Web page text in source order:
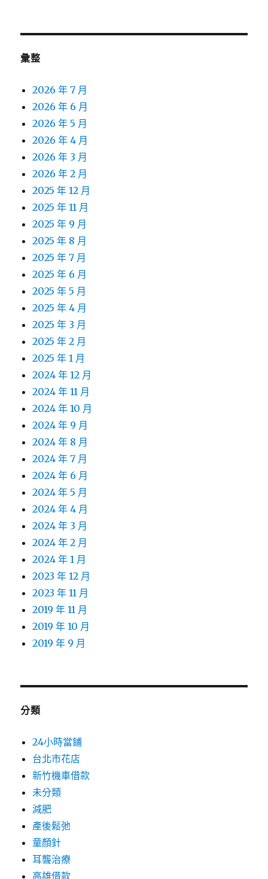
彙整
2026 年 7 月
2026 年 6 月
2026 年 5 月
2026 年 4 月
2026 年 3 月
2026 年 2 月
2025 年 12 月
2025 年 11 月
2025 年 9 月
2025 年 8 月
2025 年 7 月
2025 年 6 月
2025 年 5 月
2025 年 4 月
2025 年 3 月
2025 年 2 月
2025 年 1 月
2024 年 12 月
2024 年 11 月
2024 年 10 月
2024 年 9 月
2024 年 8 月
2024 年 7 月
2024 年 6 月
2024 年 5 月
2024 年 4 月
2024 年 3 月
2024 年 2 月
2024 年 1 月
2023 年 12 月
2023 年 11 月
2019 年 11 月
2019 年 10 月
2019 年 9 月
分類
24小時當鋪
台北市花店
新竹機車借款
未分類
減肥
產後鬆弛
童顏針
耳聾治療
高雄借款